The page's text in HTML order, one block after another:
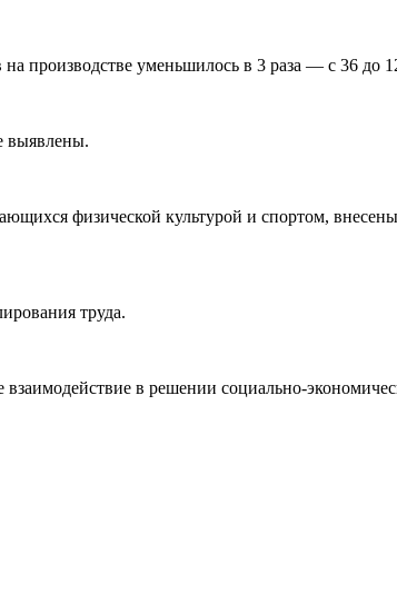
производстве уменьшилось в 3 раза — с 36 до
выявлены.
физической культурой и спортом,
труда.
в решении социально-